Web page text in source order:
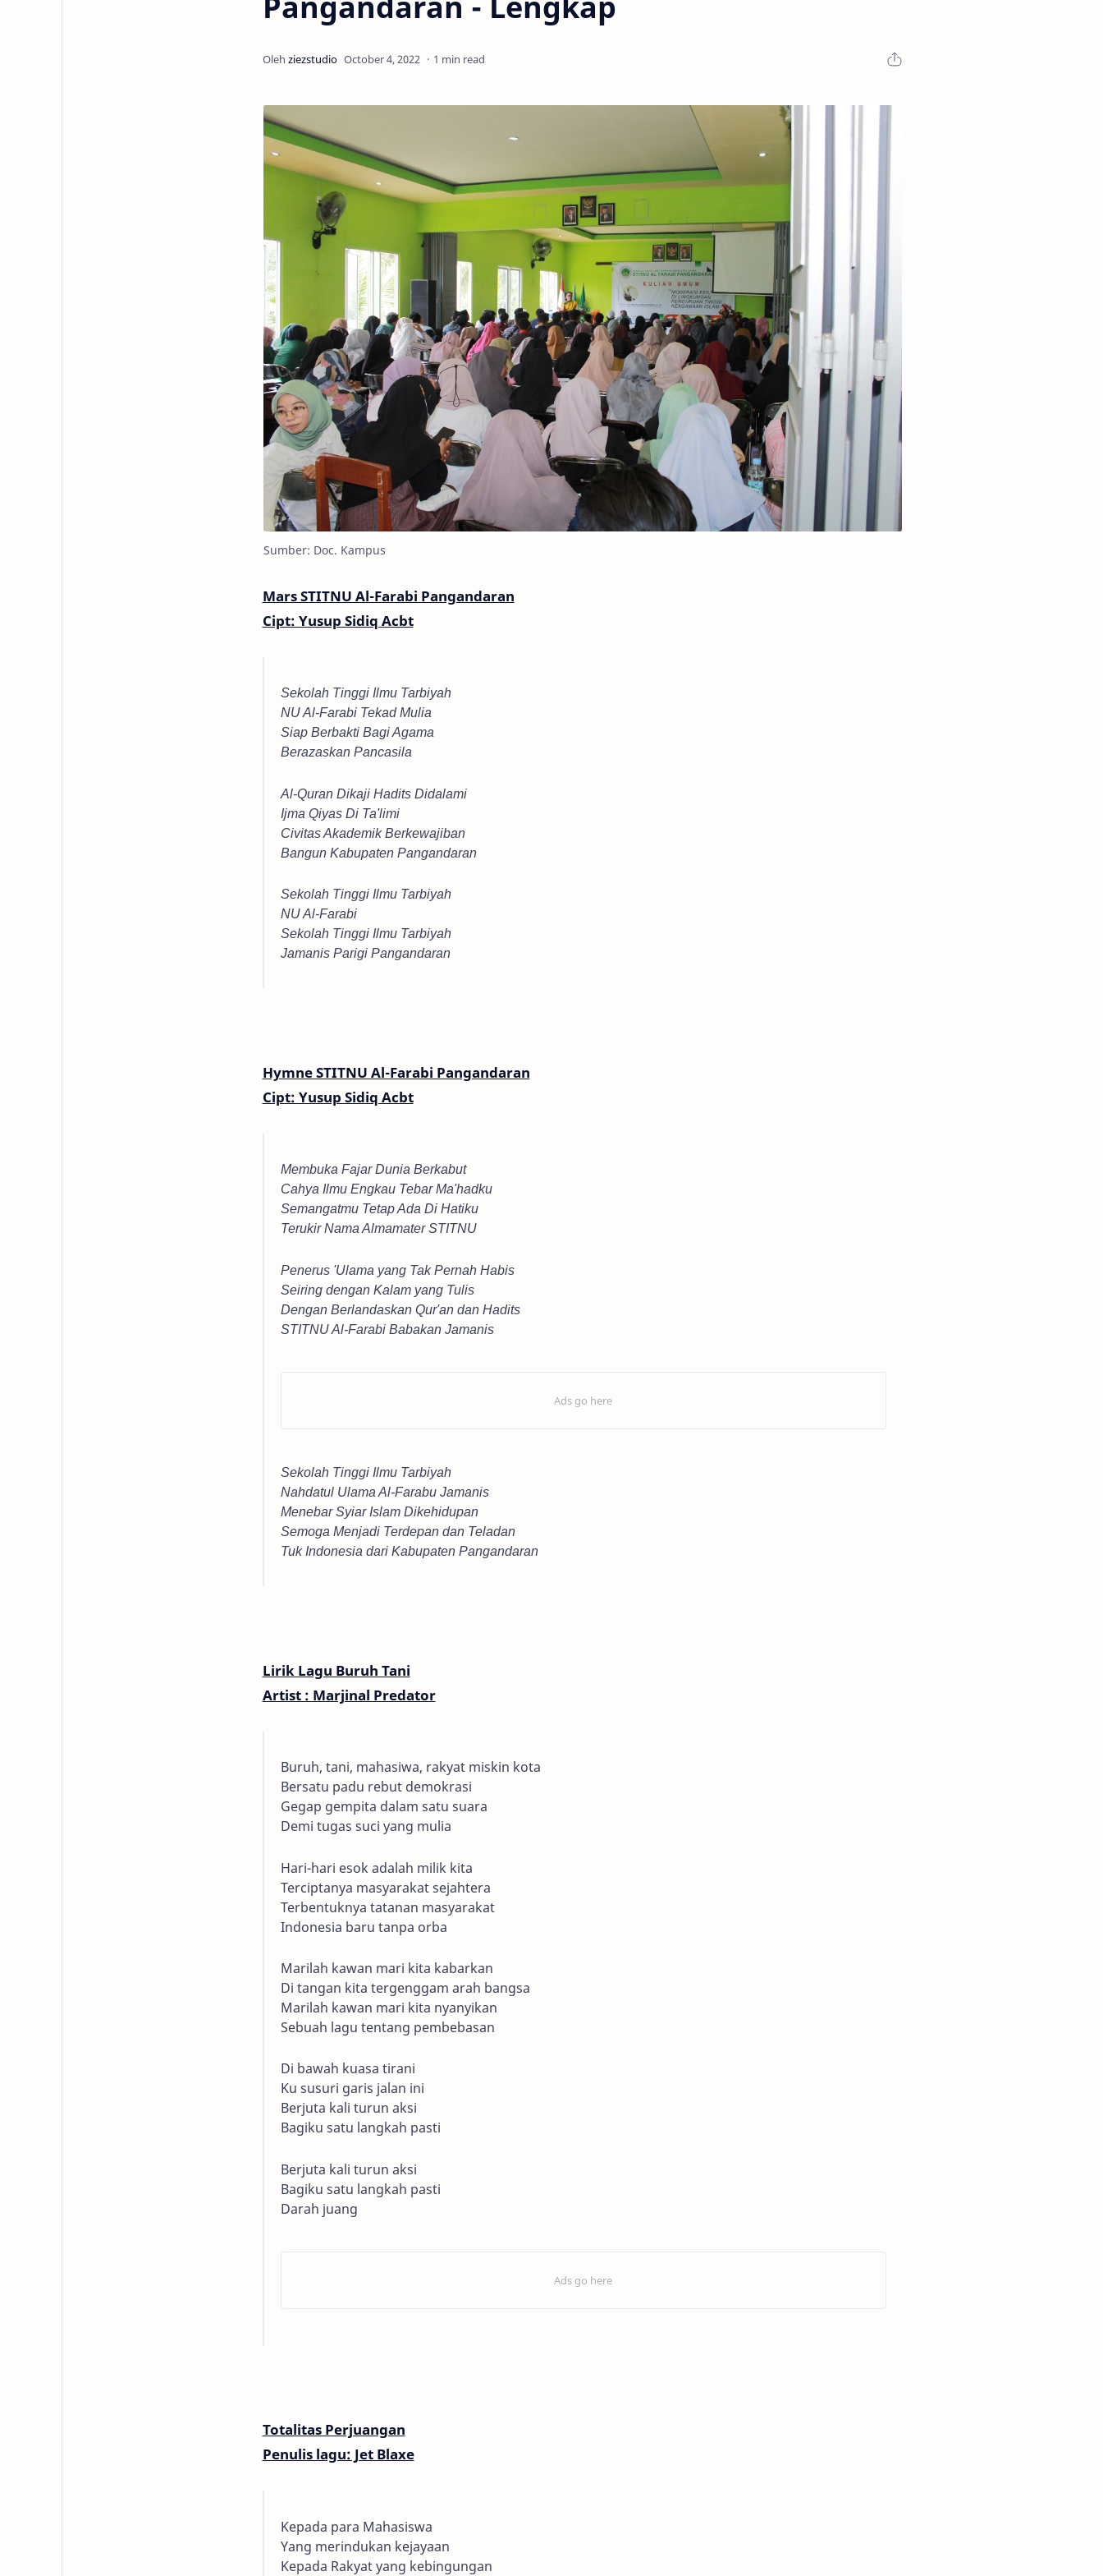
1 min read
Sumber: Doc. Kampus
Mars STITNU Al-Farabi Pangandaran
Cipt: Yusup Sidiq Acbt
Sekolah Tinggi Ilmu Tarbiyah
NU Al-Farabi Tekad Mulia
Siap Berbakti Bagi Agama
Berazaskan Pancasila
Al-Quran Dikaji Hadits Didalami
Ijma Qiyas Di Ta'limi
Civitas Akademik Berkewajiban
Bangun Kabupaten Pangandaran
Sekolah Tinggi Ilmu Tarbiyah
NU Al-Farabi
Sekolah Tinggi Ilmu Tarbiyah
Jamanis Parigi Pangandaran
Hymne STITNU Al-Farabi Pangandaran
Cipt: Yusup Sidiq Acbt
Membuka Fajar Dunia Berkabut
Cahya Ilmu Engkau Tebar Ma'hadku
Semangatmu Tetap Ada Di Hatiku
Terukir Nama Almamater STITNU
Penerus 'Ulama yang Tak Pernah Habis
Seiring dengan Kalam yang Tulis
Dengan Berlandaskan Qur'an dan Hadits
STITNU Al-Farabi Babakan Jamanis
Sekolah Tinggi Ilmu Tarbiyah
Nahdatul Ulama Al-Farabu Jamanis
Menebar Syiar Islam Dikehidupan
Semoga Menjadi Terdepan dan Teladan
Tuk Indonesia dari Kabupaten Pangandaran
Lirik Lagu Buruh Tani
Artist : Marjinal Predator
Buruh, tani, mahasiwa, rakyat miskin kota
Bersatu padu rebut demokrasi
Gegap gempita dalam satu suara
Demi tugas suci yang mulia
Hari-hari esok adalah milik kita
Terciptanya masyarakat sejahtera
Terbentuknya tatanan masyarakat
Indonesia baru tanpa orba
Marilah kawan mari kita kabarkan
Di tangan kita tergenggam arah bangsa
Marilah kawan mari kita nyanyikan
Sebuah lagu tentang pembebasan
Di bawah kuasa tirani
Ku susuri garis jalan ini
Berjuta kali turun aksi
Bagiku satu langkah pasti
Berjuta kali turun aksi
Bagiku satu langkah pasti
Darah juang
Totalitas Perjuangan
Penulis lagu: Jet Blaxe
Kepada para Mahasiswa
Yang merindukan kejayaan
Kepada Rakyat yang kebingungan